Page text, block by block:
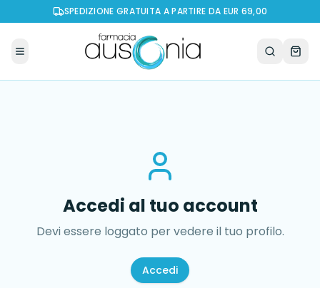
SPEDIZIONE GRATUITA A PARTIRE DA EUR 69,00
Accedi al tuo account
Devi essere loggato per vedere il tuo profilo.
Accedi